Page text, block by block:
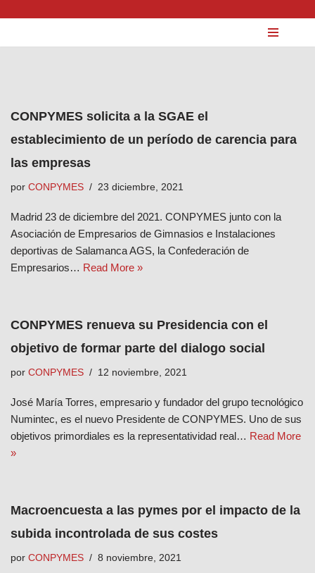
CONPYMES solicita a la SGAE el
establecimiento de un período de carencia para
las empresas
por CONPYMES 23 diciembre, 2021
Madrid 23 de diciembre del 2021. CONPYMES junto con la
Asociación de Empresarios de Gimnasios e Instalaciones
deportivas de Salamanca AGS, la Confederación de
Empresarios… Read More »
CONPYMES renueva su Presidencia con el
objetivo de formar parte del dialogo social
por CONPYMES 12 noviembre, 2021
José María Torres, empresario y fundador del grupo tecnológico
Numintec, es el nuevo Presidente de CONPYMES. Uno de sus
objetivos primordiales es la representatividad real… Read More
»
Macroencuesta a las pymes por el impacto de la
subida incontrolada de sus costes
por CONPYMES 8 noviembre, 2021